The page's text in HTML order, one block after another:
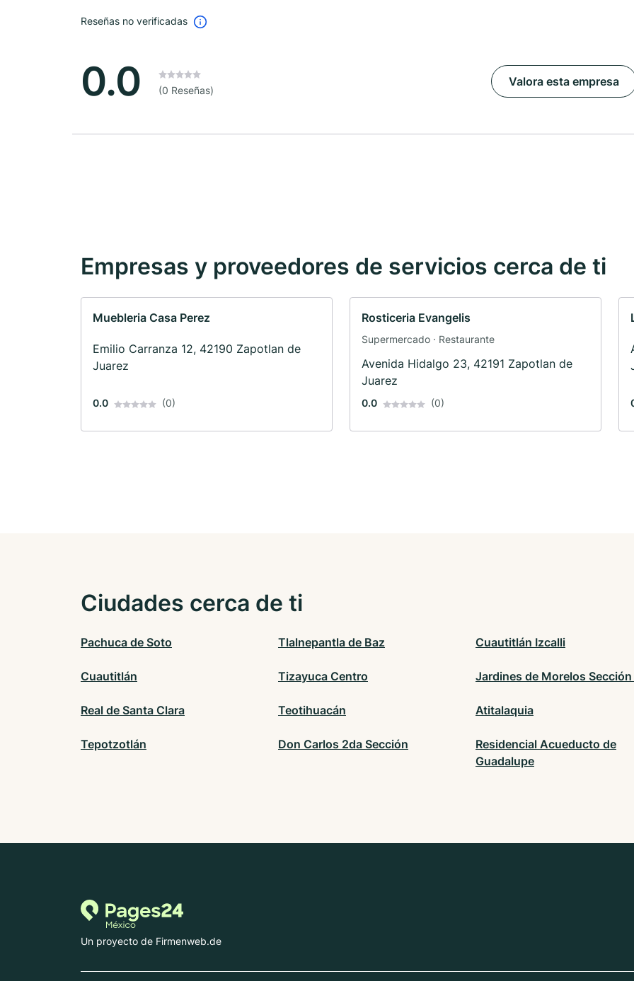
Reseñas no verificadas
0.0 (0 Reseñas)
Valora esta empresa
Empresas y proveedores de servicios cerca de ti
Muebleria Casa Perez
Emilio Carranza 12, 42190 Zapotlan de
Juarez
0.0 (0)
Rosticeria Evangelis
Supermercado · Restaurante
Avenida Hidalgo 23, 42191 Zapotlan de
Juarez
0.0 (0)
Ciudades cerca de ti
Pachuca de Soto Tlalnepantla de Baz Cuautitlán Izcalli
Cuautitlán Tizayuca Centro Jardines de Morelos Sección
Real de Santa Clara Teotihuacán Atitalaquia
Tepotzotlán Don Carlos 2da Sección
Residencial Acueducto de
Guadalupe
Un proyecto de Firmenweb.de